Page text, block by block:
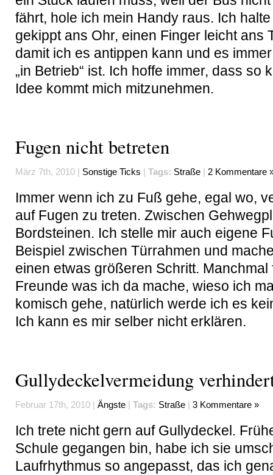
fährt, hole ich mein Handy raus. Ich
gekippt ans Ohr, einen Finger leicht ans
damit ich es antippen kann und es
„in Betrieb“ ist. Ich hoffe immer, dass so
Idee kommt mich mitzunehmen.
Fugen nicht betreten
März 7th, 2010 | Sonstige Ticks | Tags: Straße | 2 Kommentare
Immer wenn ich zu Fuß gehe, egal wo,
auf Fugen zu treten. Zwischen
Bordsteinen. Ich stelle mir auch eigene
Beispiel zwischen Türrahmen und
einen etwas größeren Schritt. Manchmal
Freunde was ich da mache, wieso ich
komisch gehe, natürlich werde ich es
Ich kann es mir selber nicht erklären.
Gullydeckelvermeidung
Februar 17th, 2010 | Ängste | Tags: Straße | 3 Kommentare »
Ich trete nicht gern auf Gullydeckel.
Schule gegangen bin, habe ich sie
Laufrhythmus so angepasst, das ich